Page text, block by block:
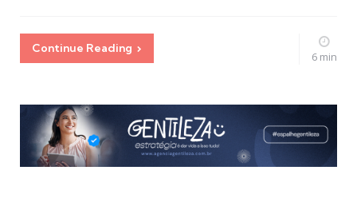
Continue Reading
6 min